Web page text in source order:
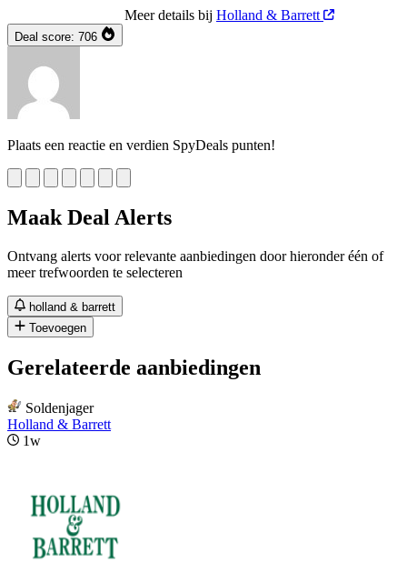
Meer details bij Holland & Barrett
Deal score: 706
Plaats een reactie en verdien SpyDeals punten!
Maak Deal Alerts
Ontvang alerts voor relevante aanbiedingen door hieronder één of
meer trefwoorden te selecteren
holland & barrett
Toevoegen
Gerelateerde aanbiedingen
Soldenjager
Holland & Barrett
1w